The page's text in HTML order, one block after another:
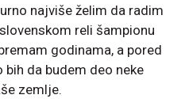
najviše želim da radim
reli šampionu
godinama, a pored
da budem deo neke
zemlje.